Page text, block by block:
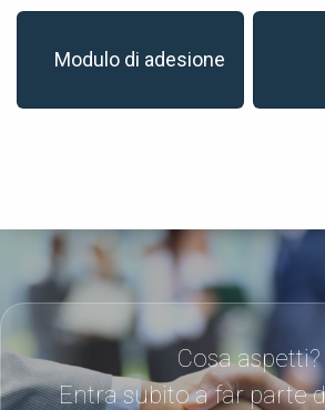
Modulo di adesione
Cosa aspetti?
Entra subito a far parte